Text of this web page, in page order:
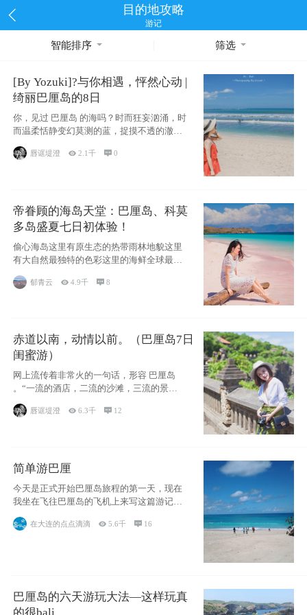
目的地攻略
游记
智能排序 筛选
[By Yozuki]?与你相遇，怦然心动 |
绮丽巴厘岛的8日
你，见过 巴厘岛 的海吗？时而狂妄汹涌，时
而温柔恬静变幻莫测的蓝，捉摸不透的澈这
些是
唇诓堤澄 2.1千 0
帝眷顾的海岛天堂：巴厘岛、科莫
多岛盛夏七日初体验！
偷心海岛这里有原生态的热带雨林地貌这里
有大自然最独特的色彩这里的海鲜全球最便
郁青云 4.9千 8
赤道以南，动情以前。（巴厘岛7日
闺蜜游）
网上流传着非常火的一句话，形容 巴厘岛
。“一流的酒店，二流的沙滩，三流的景
点。”这
唇诓堤澄 6.3千  12
简单游巴厘
今天是正式开始巴厘岛旅程的第一天，现在
我坐在飞往巴厘岛的飞机上来写这篇游记。
在大连的点点滴滴  5.6千  16
巴厘岛的六天游玩大法—这样玩真